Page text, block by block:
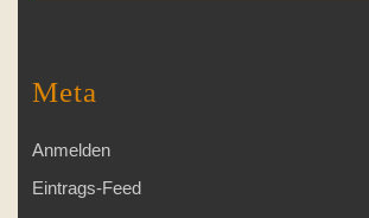
Meta
Anmelden
Eintrags-Feed